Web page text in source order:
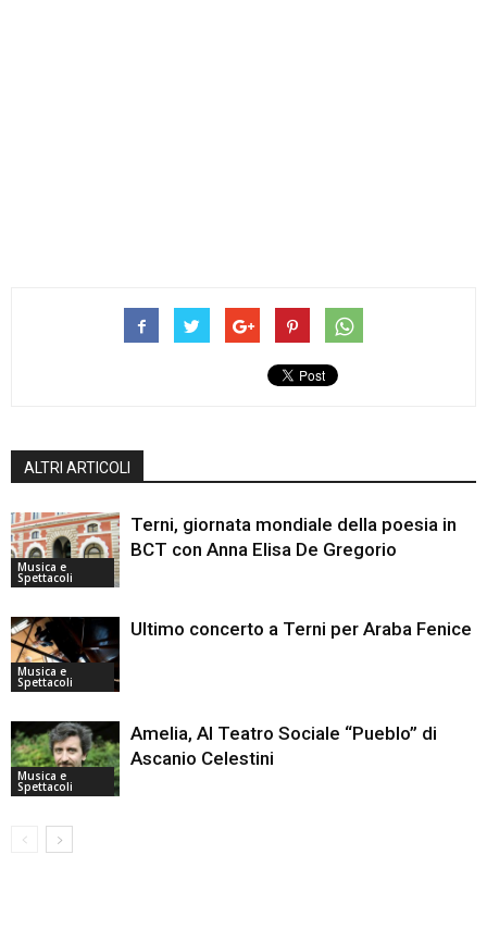
ALTRI ARTICOLI
Musica e
Spettacoli
Terni, giornata mondiale della poesia in
BCT con Anna Elisa De Gregorio
Musica e
Spettacoli
Ultimo concerto a Terni per Araba Fenice
Musica e
Spettacoli
Amelia, Al Teatro Sociale “Pueblo” di
Ascanio Celestini